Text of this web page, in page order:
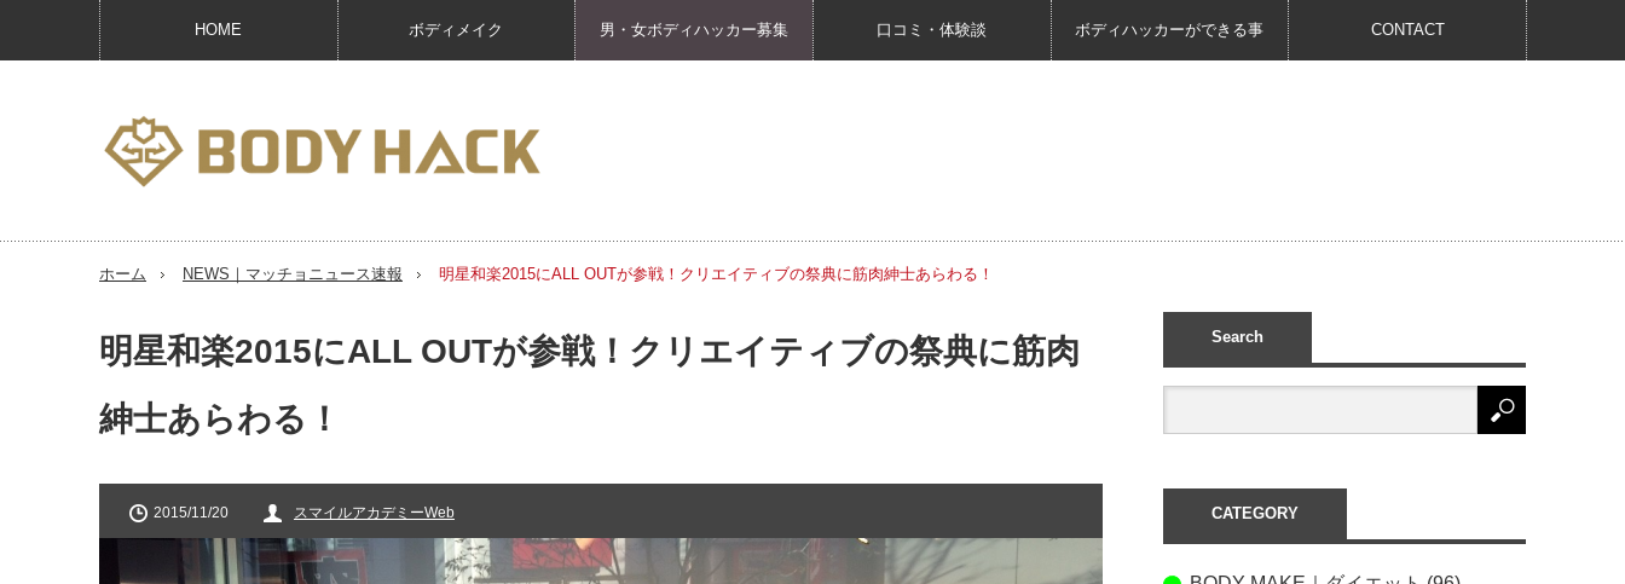
HOME ボディメイク 男・女ボディハッカー募集 口コミ・体験談 ボディハッカーができる事 CONTACT
ホーム NEWS｜マッチョニュース速報 明星和楽2015にALL OUTが参戦！クリエイティブの祭典に筋肉紳士あらわる！
明星和楽2015にALL OUTが参戦！クリエイティブの祭典に筋肉
紳士あらわる！
2015/11/20 スマイルアカデミーWeb
Search
CATEGORY